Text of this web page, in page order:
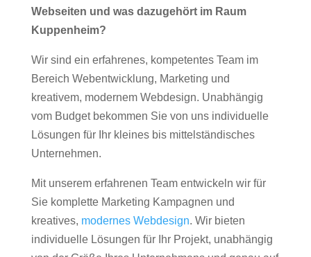
Webseiten und was dazugehört im Raum
Kuppenheim?
Wir sind ein erfahrenes, kompetentes Team im
Bereich Webentwicklung, Marketing und
kreativem, modernem Webdesign. Unabhängig
vom Budget bekommen Sie von uns individuelle
Lösungen für Ihr kleines bis mittelständisches
Unternehmen.
Mit unserem erfahrenen Team entwickeln wir für
Sie komplette Marketing Kampagnen und
kreatives, modernes Webdesign. Wir bieten
individuelle Lösungen für Ihr Projekt, unabhängig